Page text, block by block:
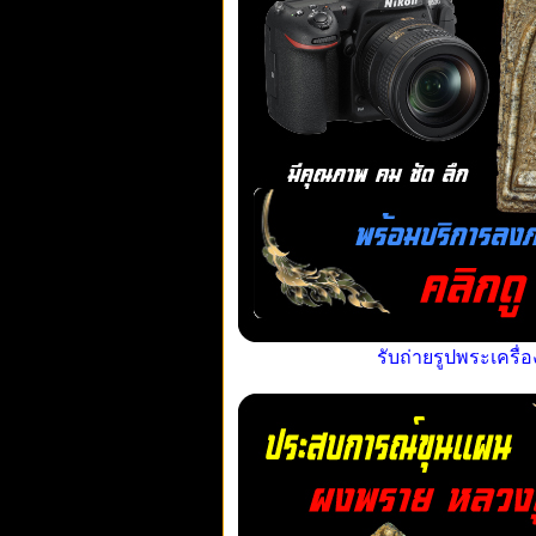
รับถ่ายรูปพระเครื่อ